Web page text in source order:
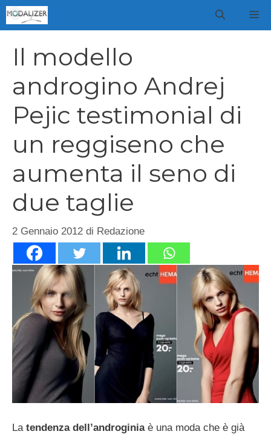
Vai
al
Il modello
androgino Andrej
Pejic testimonial di
un reggiseno che
aumenta il seno di
due taglie
2 Gennaio 2012 di Redazione
La tendenza dell’androginiaè una moda che è già